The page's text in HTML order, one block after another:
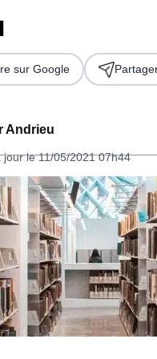
Andrieu
jour le 11/05/2021 07h44
sur Google